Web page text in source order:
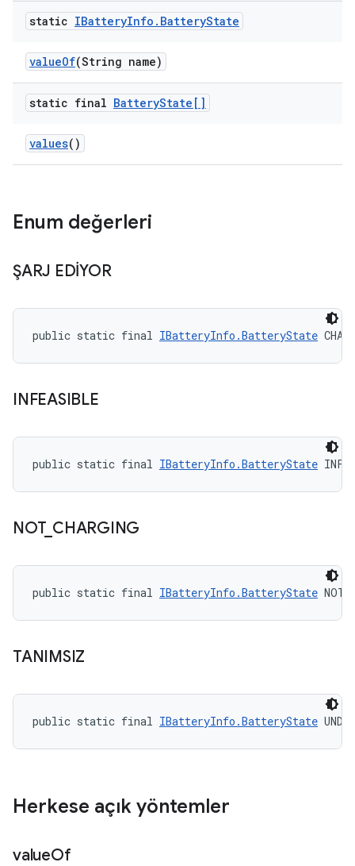
static IBatteryInfo . BatteryState
valueOf(String name)
static final BatteryState[]
values()
Enum değerleri
ŞARJ EDİYOR
public static final IBatteryInfo.BatteryState
INFEASIBLE
public static final IBatteryInfo.BatteryState
NOT_ CHARGING
public static final IBatteryInfo.BatteryState
TANIMSIZ
public static final IBatteryInfo.BatteryState
Herkese açık yöntemler
valueOf